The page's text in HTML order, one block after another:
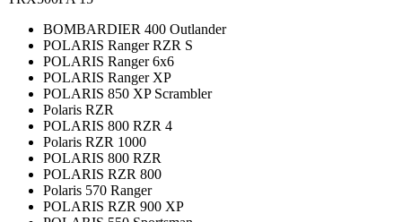
BOMBARDIER 400 Outlander
POLARIS Ranger RZR S
POLARIS Ranger 6x6
POLARIS Ranger XP
POLARIS 850 XP Scrambler
Polaris RZR
POLARIS 800 RZR 4
Polaris RZR 1000
POLARIS 800 RZR
POLARIS RZR 800
Polaris 570 Ranger
POLARIS RZR 900 XP